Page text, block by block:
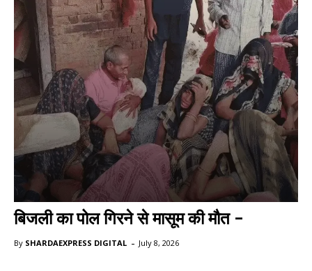
बिजली का पोल गिरने से मासूम की मौत –
By SHARDAEXPRESS DIGITAL - July 8, 2026